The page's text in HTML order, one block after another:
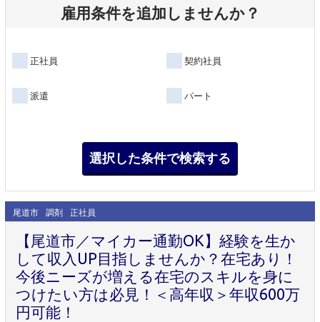
雇用条件を追加しませんか？
正社員 契約社員
派遣 パート
尾道市 調剤 正社員
【尾道市／マイカー通勤OK】経験を生か
して収入UP目指しませんか？在宅あり！
今後ニーズが増える在宅のスキルを身に
つけたい方は必見！＜高年収＞年収600万
円可能！